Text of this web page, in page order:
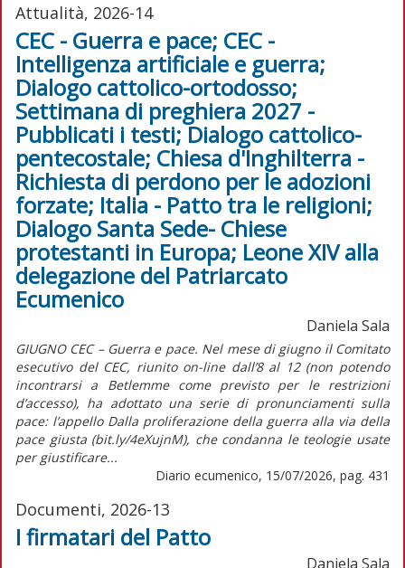
Attualità, 2026-14
CEC - Guerra e pace; CEC -
Intelligenza artificiale e guerra;
Dialogo cattolico-ortodosso;
Settimana di preghiera 2027 -
Pubblicati i testi; Dialogo cattolico-
pentecostale; Chiesa d'Inghilterra -
Richiesta di perdono per le adozioni
forzate; Italia - Patto tra le religioni;
Dialogo Santa Sede- Chiese
protestanti in Europa; Leone XIV alla
delegazione del Patriarcato
Ecumenico
Daniela Sala
GIUGNO CEC – Guerra e pace. Nel mese di giugno il Comitato
esecutivo del CEC, riunito on-line dall’8 al 12 (non potendo
incontrarsi a Betlemme come previsto per le restrizioni
d’accesso), ha adottato una serie di pronunciamenti sulla
pace: l’appello Dalla proliferazione della guerra alla via della
pace giusta (bit.ly/4eXujnM), che condanna le teologie usate
per giustificare...
Diario ecumenico, 15/07/2026, pag. 431
Documenti, 2026-13
I firmatari del Patto
Daniela Sala